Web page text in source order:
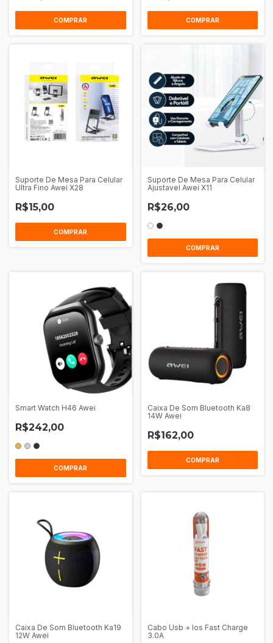
COMPRAR COMPRAR
Suporte De Mesa Para Celular
Ultra Fino Awei X28
R$15,00
COMPRAR
Suporte De Mesa Para Celular
Ajustavel Awei X11
R$26,00
COMPRAR
Smart Watch H46 Awei
R$242,00
COMPRAR
Caixa De Som Bluetooth Ka8
14W Awei
R$162,00
COMPRAR
Caixa De Som Bluetooth Ka19
12W Awei
Cabo Usb + Ios Fast Charge
3.0A